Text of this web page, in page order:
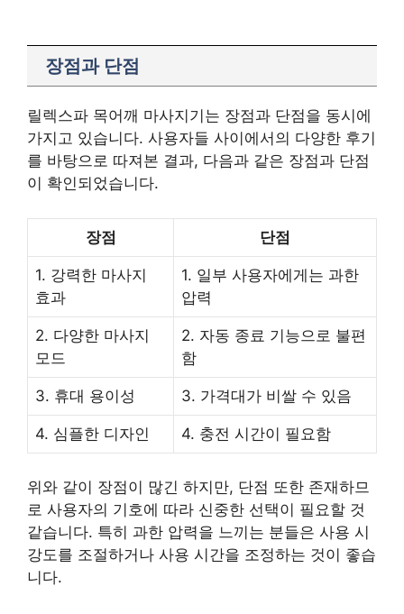
장점과 단점
릴렉스파 목어깨 마사지기는 장점과 단점을 동시에
가지고 있습니다. 사용자들 사이에서의 다양한 후기
를 바탕으로 따져본 결과, 다음과 같은 장점과 단점
이 확인되었습니다.
장점 단점
1. 강력한 마사지
효과
1. 일부 사용자에게는 과한
압력
2. 다양한 마사지
모드
2. 자동 종료 기능으로 불편
함
3. 휴대 용이성 3. 가격대가 비쌀 수 있음
4. 심플한 디자인 4. 충전 시간이 필요함
위와 같이 장점이 많긴 하지만, 단점 또한 존재하므
로 사용자의 기호에 따라 신중한 선택이 필요할 것
같습니다. 특히 과한 압력을 느끼는 분들은 사용 시
강도를 조절하거나 사용 시간을 조정하는 것이 좋습
니다.